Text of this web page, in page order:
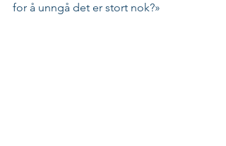
for å unngå det er stort nok?»